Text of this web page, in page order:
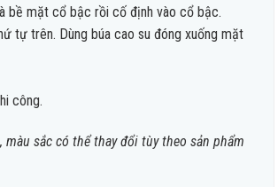
bề mặt cổ bậc rồi cố định vào cổ bậc.
tự trên. Dùng búa cao su đóng xuống mặt
công.
sắc có thể thay đổi tùy theo sản phẩm